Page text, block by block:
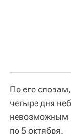
По его
четыре дня
невозможным
по 5 октября.